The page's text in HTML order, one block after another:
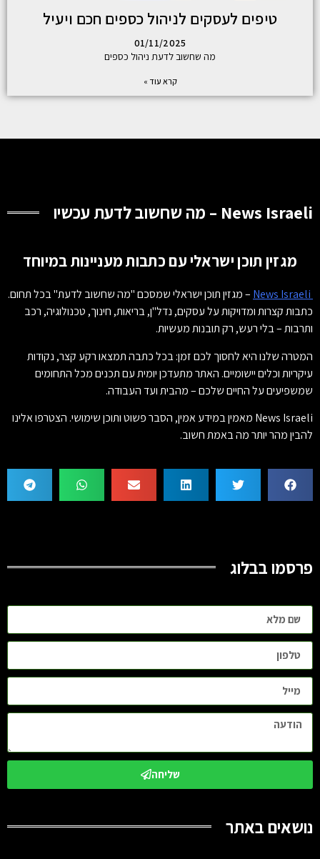
טיפים לעסקים לניהול כספים חכם ויעיל
01/11/2025
מה שחשוב לדעת ניהול כספים
קרא עוד »
News Israeli – מה שחשוב לדעת עכשיו
מגזין תוכן ישראלי עם כתבות מעניינות במיוחד
– מגזין תוכן ישראלי שמסכם "מה שחשוב לדעת" בכל תחום.
כתבות קצרות ומדויקות על עסקים, נדל"ן, בריאות, חינוך, טכנולוגיה, רכב
ותרבות – בלי רעש, רק תובנות מעשיות.
המטרה שלנו היא לחסוך לכם זמן: בכל כתבה תמצאו רקע קצר, נקודות
עיקריות וכלים יישומיים. האתר מתעדכן יומית עם תכנים מכל התחומים
שמשפיעים על החיים שלכם – מהבית ועד העבודה.
News Israeli מאמין במידע אמין, הסבר פשוט ותוכן שימושי. הצטרפו אלינו
להבין מהר יותר מה באמת חשוב.
פרסמו בבלוג
שליחה
נושאים באתר